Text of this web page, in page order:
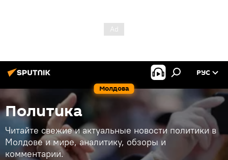
Молдова
РУС
Политика
Читайте свежие и актуальные новости политики в
Молдове и мире, аналитику, обзоры и
комментарии.